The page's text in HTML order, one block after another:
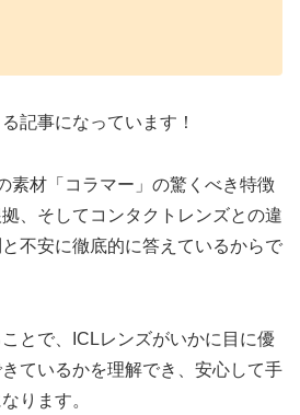
記事になっています！
素材「コラマー」の驚くべき特徴
、そしてコンタクトレンズとの違
不安に徹底的に答えているからで
とで、ICLレンズがいかに目に優
ているかを理解でき、安心して手
ります。